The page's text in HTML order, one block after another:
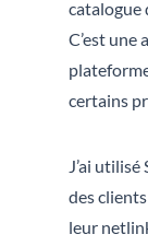
catalogue
C’est une
certains
J’ai
des
leur